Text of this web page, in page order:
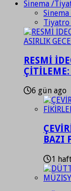
Sinema /
Sinema
Tiyatro
RESMİ
ÇİTİLEME:
6 gün ago
BAZI
1